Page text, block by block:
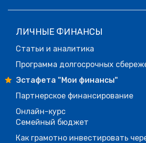
ЛИЧНЫЕ ФИНАНСЫ
Статьи и аналитика
Программа долгосрочных
Эстафета "Мои финансы"
Партнерское финансирование
Онлайн-курс
Семейный бюджет
Как грамотно инвестировать